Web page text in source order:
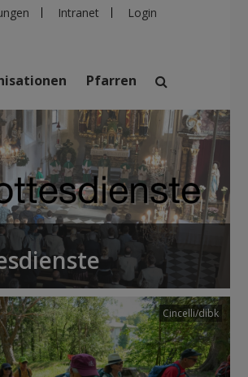
Intranet Login
suchen
Pfarren Einrichtungen
Pfarren
Cincelli/dibk